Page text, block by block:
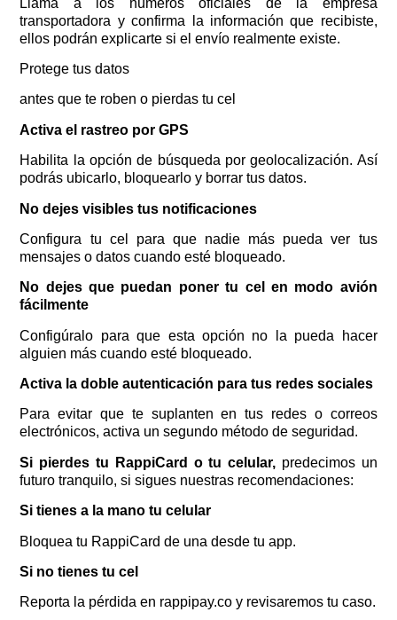
transportadora y confirma la información que recibiste,
ellos podrán explicarte si el envío realmente existe.
Protege tus datos
antes que te roben o pierdas tu cel
Activa el rastreo por GPS
Habilita la opción de búsqueda por geolocalización. Así
podrás ubicarlo, bloquearlo y borrar tus datos.
No dejes visibles tus notificaciones
Configura tu cel para que nadie más pueda ver tus
mensajes o datos cuando esté bloqueado.
No dejes que puedan poner tu cel en modo avión
fácilmente
Configúralo para que esta opción no la pueda hacer
alguien más cuando esté bloqueado.
Activa la doble autenticación para tus redes sociales
Para evitar que te suplanten en tus redes o correos
electrónicos, activa un segundo método de seguridad.
Si pierdes tu RappiCard o tu celular, predecimos un
futuro tranquilo, si sigues nuestras recomendaciones:
Si tienes a la mano tu celular
Bloquea tu RappiCard de una desde tu app.
Si no tienes tu cel
Reporta la pérdida en rappipay.co y revisaremos tu caso.